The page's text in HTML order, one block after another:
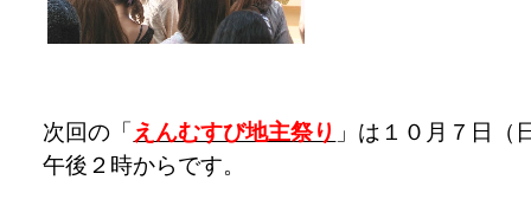
次回の「 えんむすび地主祭り 」は１０月７日（
午後２時からです。